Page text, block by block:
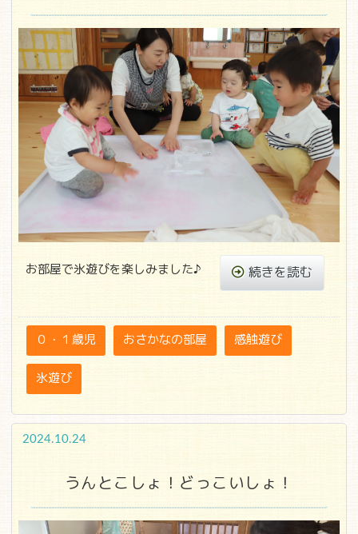
お部屋で氷遊びを楽しみました♪ 続きを読む
０・１歳児 おさかなの部屋 感触遊び
氷遊び
2024.10.24
うんとこしょ！どっこいしょ！